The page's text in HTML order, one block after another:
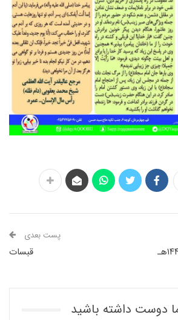
پست بعدی
قبسات
دوست داشته باشید